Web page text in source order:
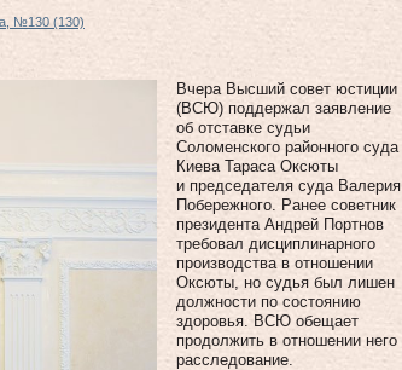
№130 (130)
Вчера Высший совет юстиции
(ВСЮ) поддержал заявление
об отставке судьи
Соломенского районного суда
Киева Тараса Оксюты
и председателя суда Валерия
Побережного. Ранее советник
президента Андрей Портнов
требовал дисциплинарного
производства в отношении
Оксюты, но судья был лишен
должности по состоянию
здоровья. ВСЮ обещает
продолжить в отношении него
расследование.